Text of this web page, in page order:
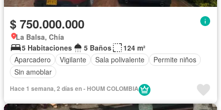
$ 750.000.000
La Balsa, Chía
5 Habitaciones
5 Baños
124 m²
Aparcadero
Vigilante Sala polivalente
Permite niños
Sin amoblar
Hace 1 semana, 2 días en - HOUM COLOMBIA